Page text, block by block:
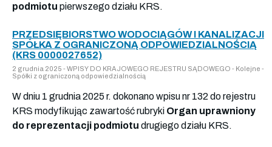
podmiotu pierwszego działu KRS.
PRZEDSIĘBIORSTWO WODOCIĄGÓW I KANALIZACJI
SPÓŁKA Z OGRANICZONĄ ODPOWIEDZIALNOŚCIĄ
(KRS 0000027652)
2 grudnia 2025 - WPISY DO KRAJOWEGO REJESTRU SĄDOWEGO - Kolejne -
Spółki z ograniczoną odpowiedzialnością
W dniu 1 grudnia 2025 r. dokonano wpisu nr 132 do rejestru
KRS modyfikując zawartość rubryki Organ uprawniony
do reprezentacji podmiotu drugiego działu KRS.